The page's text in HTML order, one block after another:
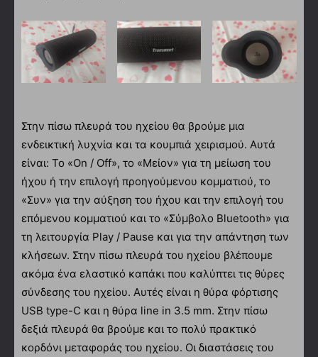
Στην πίσω πλευρά του ηχείου θα βρούμε μια
ενδεικτική λυχνία και τα κουμπιά χειρισμού. Αυτά
είναι: Το «On / Off», το «Μείον» για τη μείωση του
ήχου ή την επιλογή προηγούμενου κομματιού, το
«Συν» για την αύξηση του ήχου και την επιλογή του
επόμενου κομματιού και το «Σύμβολο Bluetooth» για
τη λειτουργία Play / Pause και για την απάντηση των
κλήσεων. Στην πίσω πλευρά του ηχείου βλέπουμε
ακόμα ένα ελαστικό καπάκι που καλύπτει τις θύρες
σύνδεσης του ηχείου. Αυτές είναι η θύρα φόρτισης
USB type-C και η θύρα line in 3.5 mm. Στην πίσω
δεξιά πλευρά θα βρούμε και το πολύ πρακτικό
κορδόνι μεταφοράς του ηχείου. Οι διαστάσεις του